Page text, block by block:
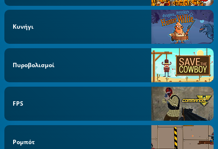
Κυνήγι
Πυροβολισμοί
FPS
Ρομπότ